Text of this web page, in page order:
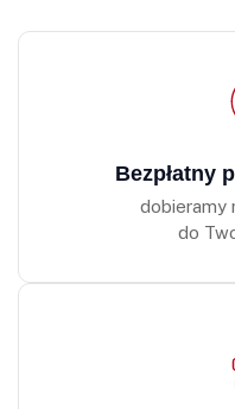
Bezpłatny
dobieramy
do